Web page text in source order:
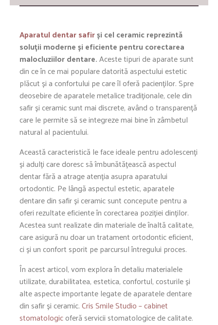
Aparatul dentar safirși cel ceramic reprezintă
soluții moderne și eficiente pentru corectarea
malocluziilor dentare.Aceste tipuri de aparate sunt
din ce în ce mai populare datorită aspectului estetic
plăcut și a confortului pe care îl oferă pacienților. Spre
deosebire de aparatele metalice tradiționale, cele din
safir și ceramic sunt mai discrete, având o transparență
care le permite să se integreze mai bine în zâmbetul
natural al pacientului.
Această caracteristică le face ideale pentru adolescenți
și adulți care doresc să îmbunătățească aspectul
dentar fără a atrage atenția asupra aparatului
ortodontic. Pe lângă aspectul estetic, aparatele
dentare din safir și ceramic sunt concepute pentru a
oferi rezultate eficiente în corectarea poziției dinților.
Acestea sunt realizate din materiale de înaltă calitate,
care asigură nu doar un tratament ortodontic eficient,
ci și un confort sporit pe parcursul întregului proces.
În acest articol, vom explora în detaliu materialele
utilizate, durabilitatea, estetica, confortul, costurile și
alte aspecte importante legate de aparatele dentare
din safir și ceramic.Cris Smile Studio – cabinet
stomatologicoferă servicii stomatologice de calitate.